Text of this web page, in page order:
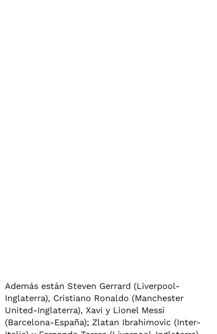
Además están Steven Gerrard (Liverpool-
Inglaterra), Cristiano Ronaldo (Manchester
United-Inglaterra), Xavi y Lionel Messi
(Barcelona-España); Zlatan Ibrahimovic (Inter-